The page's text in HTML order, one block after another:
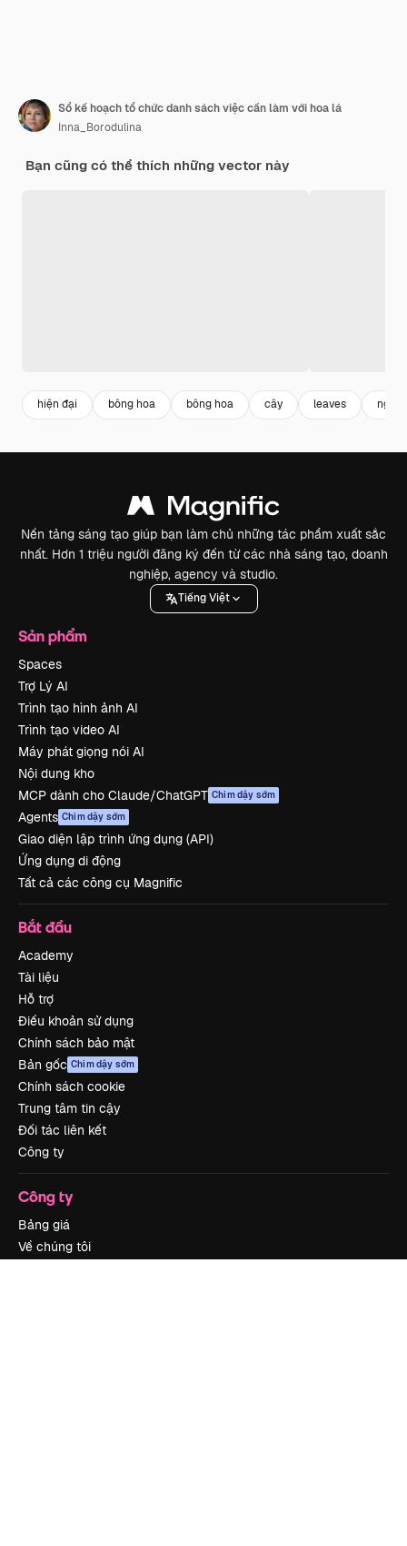
Sổ kế hoạch tổ chức danh sách việc cần làm với hoa lá
Inna_Borodulina
Bạn cũng có thể thích những vector này
hiện đại bông hoa bông hoa cây leaves ngày
Nền tảng sáng tạo giúp bạn làm chủ những tác phẩm xuất sắc
nhất. Hơn 1 triệu người đăng ký đến từ các nhà sáng tạo, doanh
nghiệp, agency và studio.
Tiếng Việt
Sản phẩm
Spaces
Trợ Lý AI
Trình tạo hình ảnh AI
Trình tạo video AI
Máy phát giọng nói AI
Nội dung kho
MCP dành cho Claude/ChatGPT Chim dậy sớm
Agents Chim dậy sớm
Giao diện lập trình ứng dụng (API)
Ứng dụng di động
Tất cả các công cụ Magnific
Bắt đầu
Academy
Tài liệu
Hỗ trợ
Điều khoản sử dụng
Chính sách bảo mật
Bản gốc Chim dậy sớm
Chính sách cookie
Trung tâm tin cậy
Đối tác liên kết
Công ty
Công ty
Bảng giá
Về chúng tôi